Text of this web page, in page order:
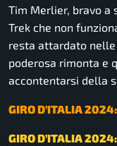
Tim Merlier, bravo
Trek che non
resta attardato
poderosa rimonta e
accontentarsi della
GIRO D’ITALIA
GIRO D’ITALIA